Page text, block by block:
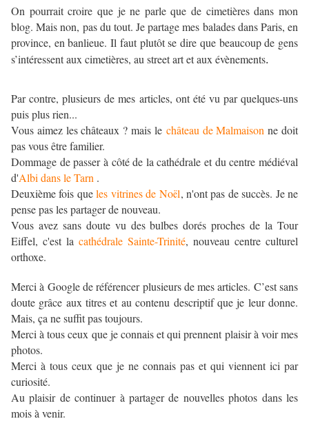
On pourrait croire que je ne parle que de cimetières dans mon
blog. Mais non, pas du tout. Je partage mes balades dans Paris, en
province, en banlieue. Il faut plutôt se dire que beaucoup de gens
s’intéressent aux cimetières, au street art et aux évènements.
Par contre, plusieurs de mes articles, ont été vu par quelques-uns
puis plus rien...
Vous aimez les châteaux ? mais le château de Malmaison ne doit
pas vous être familier.
Dommage de passer à côté de la cathédrale et du centre médiéval
d'Albi dans le Tarn .
Deuxième fois queles vitrines de Noël, n'ont pas de succès. Je ne
pense pas les partager de nouveau.
Vous avez sans doute vu des bulbes dorés proches de la Tour
Eiffel, c'est la cathédrale Sainte-Trinité, nouveau centre culturel
orthoxe.
Merci à Google de référencer plusieurs de mes articles. C’est sans
doute grâce aux titres et au contenu descriptif que je leur donne.
Mais, ça ne suffit pas toujours.
Merci à tous ceux que je connais et qui prennent plaisir à voir mes
photos.
Merci à tous ceux que je ne connais pas et qui viennent ici par
curiosité.
Au plaisir de continuer à partager de nouvelles photos dans les
mois à venir.